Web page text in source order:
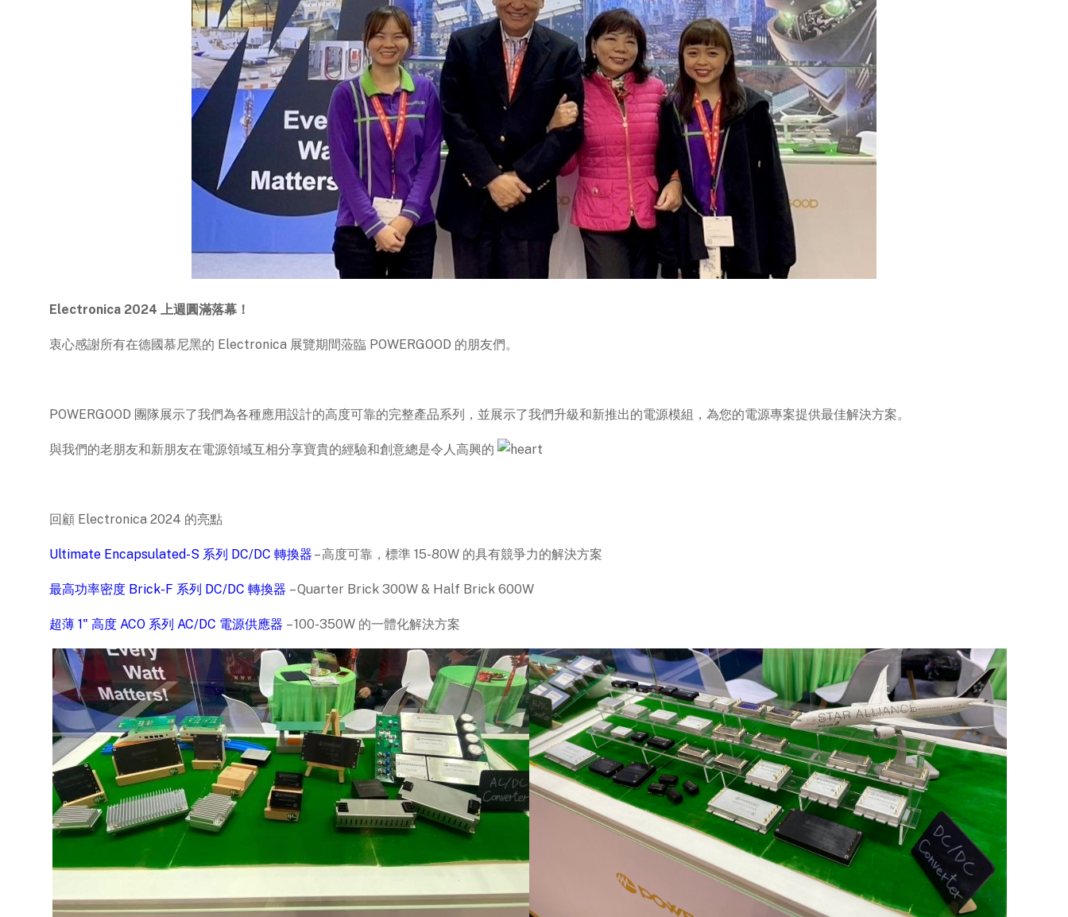
Electronica 2024 上週圓滿落幕！
衷心感謝所有在德國慕尼黑的 Electronica 展覽期間蒞臨 POWERGOOD 的朋友們。
POWERGOOD 團隊展示了我們為各種應用設計的高度可靠的完整產品系列，並展示了我們升級和新推出的電源模組，為您的電源專案提供最佳解決方案。
與我們的老朋友和新朋友在電源領域互相分享寶貴的經驗和創意總是令人高興的
回顧 Electronica 2024 的亮點
Ultimate Encapsulated-S 系列 DC/DC 轉換器 – 高度可靠，標準 15-80W 的具有競爭力的解決方案
最高功率密度 Brick-F 系列 DC/DC 轉換器 – Quarter Brick 300W & Half Brick 600W
超薄 1" 高度 ACO 系列 AC/DC 電源供應器 – 100-350W 的一體化解決方案